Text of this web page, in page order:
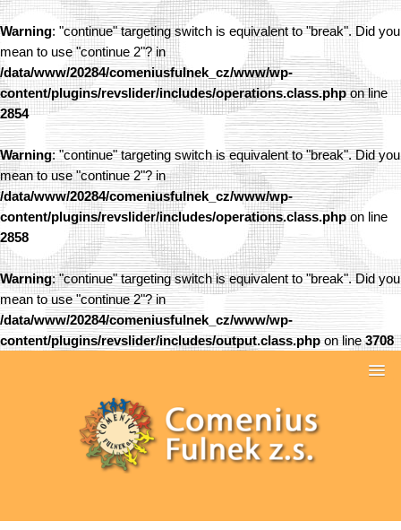
Warning: "continue" targeting switch is equivalent to "break". Did you
mean to use "continue 2"? in
/data/www/20284/comeniusfulnek_cz/www/wp-
content/plugins/revslider/includes/operations.class.phpon line
2854
Warning: "continue" targeting switch is equivalent to "break". Did you
mean to use "continue 2"? in
/data/www/20284/comeniusfulnek_cz/www/wp-
content/plugins/revslider/includes/operations.class.php on line
2858
Warning: "continue" targeting switch is equivalent to "break". Did you
mean to use "continue 2"? in
/data/www/20284/comeniusfulnek_cz/www/wp-
content/plugins/revslider/includes/output.class.php on line3708